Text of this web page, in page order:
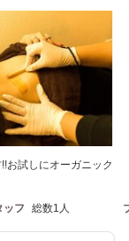
お試しにオーガニック
ッフ 総数1人